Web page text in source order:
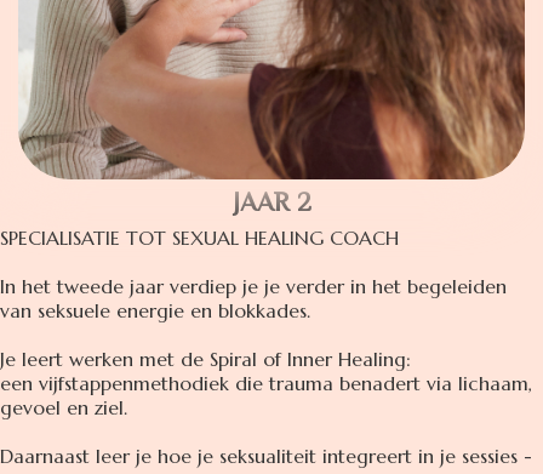
JAAR 2
SPECIALISATIE TOT SEXUAL HEALING COACH
In het tweede jaar verdiep je je verder in het begeleiden
van seksuele energie en blokkades.
Je leert werken met de Spiral of Inner Healing:
een vijfstappenmethodiek die trauma benadert via lichaam,
gevoel en ziel.
Daarnaast leer je hoe je seksualiteit integreert in je sessies -